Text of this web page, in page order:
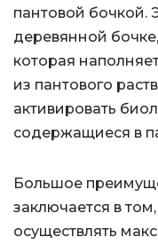
пантовой бочкой.
деревянной
которая
из пантового
активировать
содержащиеся в
Большое
заключается в
осуществлять